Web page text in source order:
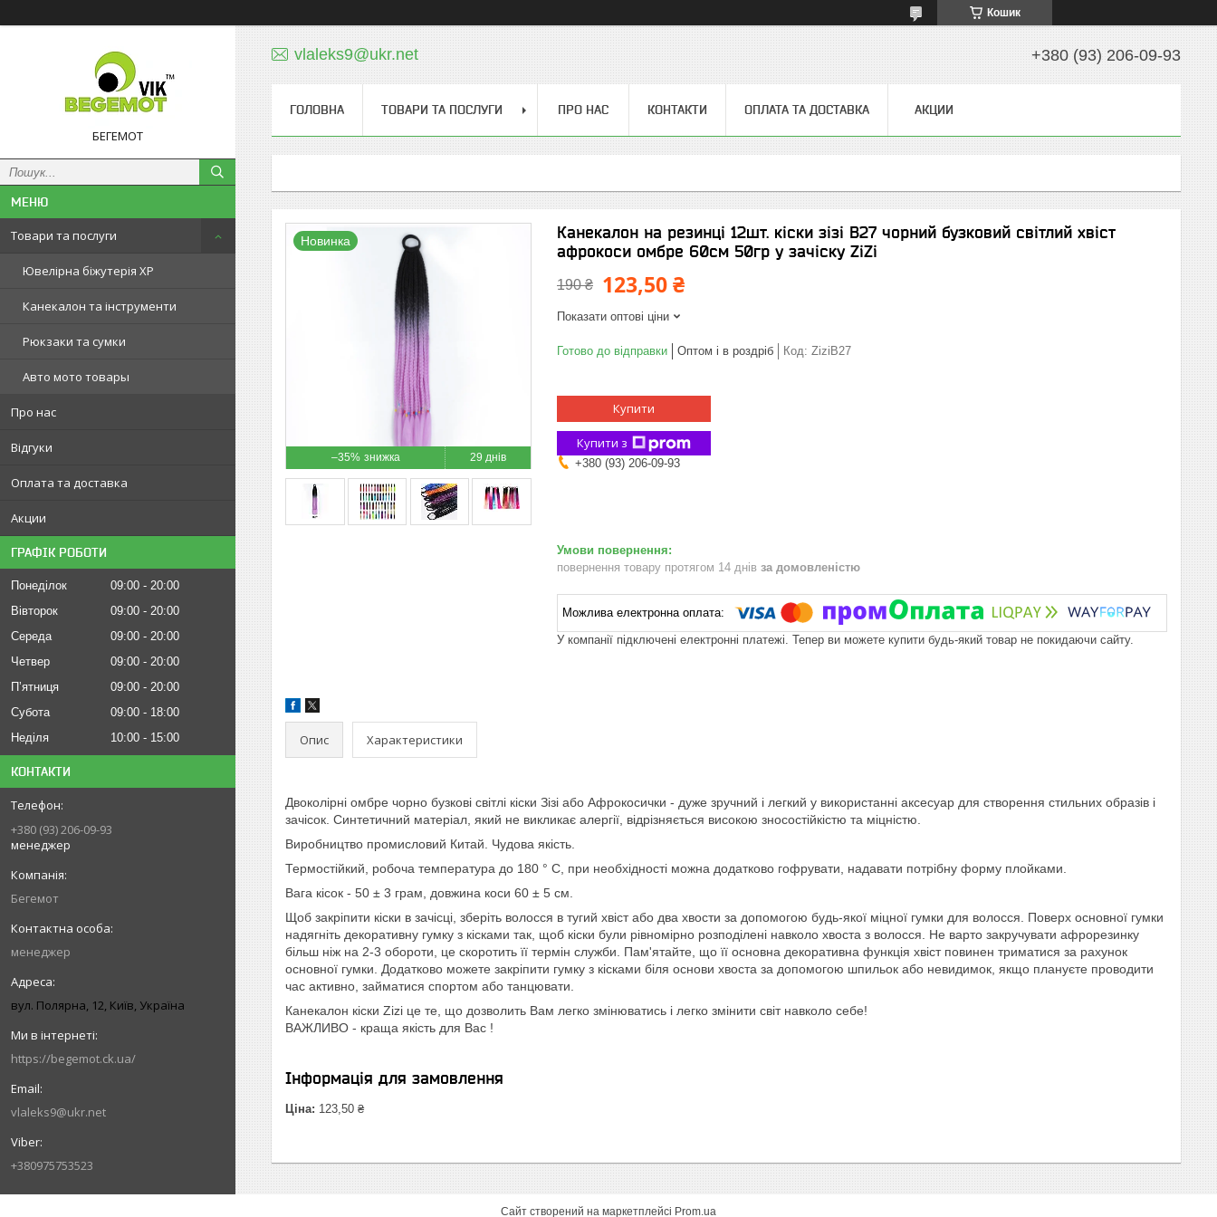
Кошик
БЕГЕМОТ
Товари та послуги
Ювелірна біжутерія XP
Канекалон та інструменти
Рюкзаки та сумки
Авто мото товары
Про нас
Відгуки
Оплата та доставка
Акции
ГРАФІК РОБОТИ
Понеділок 09:00
20:00
Вівторок
09:00
20:00
Середа
09:00
20:00
Четвер
09:00
20:00
Пʼятниця
09:00
20:00
Субота
09:00
18:00
Неділя
10:00 15:00
КОНТАКТИ
+380 (93) 206-09-93
менеджер
Бегемот
менеджер
вул. Полярна, 12, Київ, Україна
https://begemot.ck.ua/
vlaleks9@ukr.net
+380975753523
vlaleks9@ukr.net +380 (93) 206-09-93
ГОЛОВНА ТОВАРИ ТА ПОСЛУГИ ПРО НАС КОНТАКТИ ОПЛАТА ТА ДОСТАВКА АКЦИИ
–35% 29 днів
Новинка
Канекалон на резинці 12шт. кіски зізі В27 чорний бузковий світлий хвіст
афрокоси омбре 60см 50гр у зачіску ZiZi
190 ₴ 123,50 ₴
Показати оптові ціни
Готово до відправки Оптом і в роздріб Код: ZiziВ27
Купити
Купити з
+380 (93) 206-09-93
повернення товару протягом 14 днів за домовленістю
У компанії підключені електронні платежі. Тепер ви можете купити будь-який товар не покидаючи сайту.
Опис Характеристики
Двоколірні омбре чорно бузкові світлі кіски Зізі або Афрокосички - дуже зручний і легкий у використанні аксесуар для створення стильних образів і
зачісок. Синтетичний матеріал, який не викликає алергії, відрізняється високою зносостійкістю та міцністю.
Виробництво промисловий Китай. Чудова якість.
Термостійкий, робоча температура до 180 ° С, при необхідності можна додатково гофрувати, надавати потрібну форму плойками.
Вага кісок - 50 ± 3 грам, довжина коси 60 ± 5 см.
Щоб закріпити кіски в зачісці, зберіть волосся в тугий хвіст або два хвости за допомогою будь-якої міцної гумки для волосся. Поверх основної гумки
надягніть декоративну гумку з кісками так, щоб кіски були рівномірно розподілені навколо хвоста з волосся. Не варто закручувати афрорезинку
більш ніж на 2-3 обороти, це скоротить її термін служби. Пам'ятайте, що її основна декоративна функція хвіст повинен триматися за рахунок
основної гумки. Додатково можете закріпити гумку з кісками біля основи хвоста за допомогою шпильок або невидимок, якщо плануєте проводити
час активно, займатися спортом або танцювати.
Канекалон кіски Zizi це те, що дозволить Вам легко змінюватись і легко змінити світ навколо себе!
ВАЖЛИВО - краща якість для Вас !
Інформація для замовлення
Ціна: 123,50 ₴
Сайт створений на маркетплейсі Prom.ua